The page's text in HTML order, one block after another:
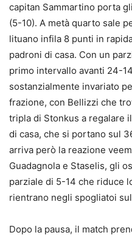
capitan Sammartino porta
(5-10). A metà quarto sale
lituano infila 8 punti in
padroni di casa. Con un
primo intervallo avanti 24-
sostanzialmente invariato
frazione, con Bellizzi che
tripla di Stonkus a regalare
di casa, che si portano sul
arriva però la reazione
Guadagnola e Staselis, gli
parziale di 5-14 che riduce
rientrano negli spogliatoi
Dopo la pausa, il match